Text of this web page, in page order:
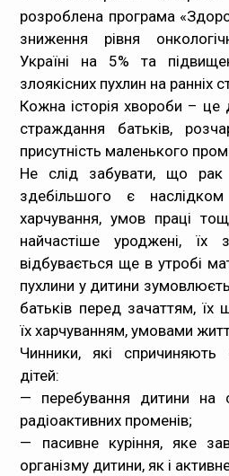
розроблена програма
зниження рівня
Україні на 5% та
злоякісних пухлин на ранніх
Кожна історія хвороби – це
страждання батьків,
присутність маленького
Не слід забувати, що
здебільшого є
харчування, умов праці
найчастіше уроджені, їх
відбувається ще в утробі
пухлини у дитини
батьків перед зачаттям, їх
їх харчуванням, умовами
Чинники, які спричиняють
дітей:
— перебування дитини на
радіоактивних променів;
— пасивне куріння, яке
організму дитини, як і